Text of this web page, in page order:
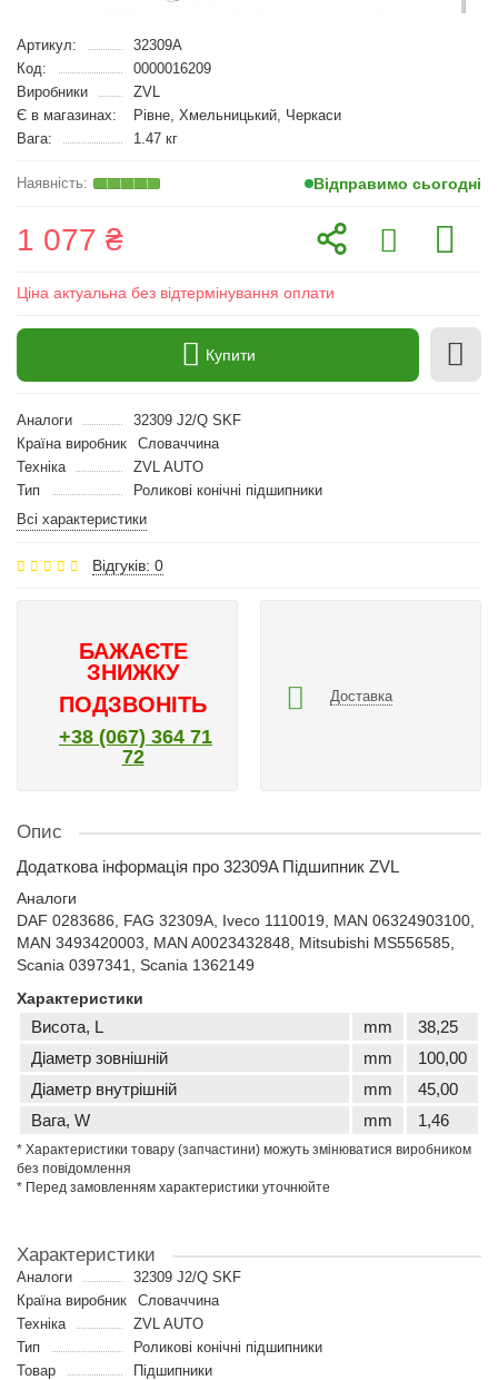
Артикул:
32309A
Код:
0000016209
Виробники
ZVL
Є в магазинах:
Рівне, Хмельницький, Черкаси
Вага:
1.47 кг
Відправимо сьогодні
1 077 ₴
Ціна актуальна без відтермінування оплати
Купити
Аналоги
32309 J2/Q SKF
Країна виробник
Словаччина
Техніка
ZVL AUTO
Тип
Роликові конічні підшипники
Всі характеристики
Відгуків: 0
БАЖАЄТЕ
ЗНИЖКУ
ПОДЗВОНІТЬ
+38 (067) 364 71
72
Доставка
Опис
Додаткова інформація про 32309A Підшипник ZVL
Аналоги
DAF 0283686, FAG 32309A, Iveco 1110019, MAN 06324903100,
MAN 3493420003, MAN A0023432848, Mitsubishi MS556585,
Scania 0397341, Scania 1362149
Характеристики
Висота, L mm
38,25
Діаметр зовнішній
mm
100,00
Діаметр внутрішній
mm
45,00
Вага, W
mm 1,46
* Характеристики товару (запчастини) можуть змінюватися виробником
без повідомлення
* Перед замовленням характеристики уточнюйте
Характеристики
Аналоги
32309 J2/Q SKF
Країна виробник
Словаччина
Техніка
ZVL AUTO
Тип
Роликові конічні підшипники
Товар
Підшипники